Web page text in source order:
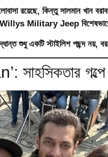
রয়েছে, কিন্তু সালমান খান
Willys Military Jeep
শুধু একটি স্টাইলিশ পছন্দ
সাহসিকতার